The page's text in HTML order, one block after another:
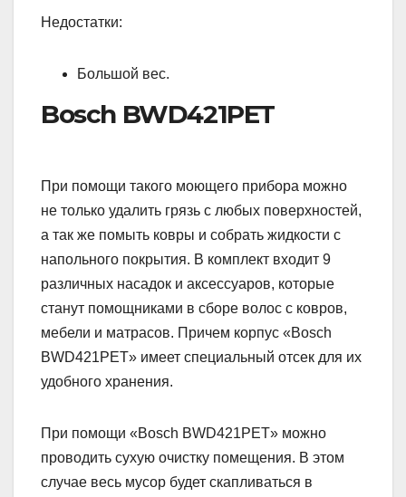
Недостатки:
Большой вес.
Bosch BWD421PET
При помощи такого моющего прибора можно
не только удалить грязь с любых поверхностей,
а так же помыть ковры и собрать жидкости с
напольного покрытия. В комплект входит 9
различных насадок и аксессуаров, которые
станут помощниками в сборе волос с ковров,
мебели и матрасов. Причем корпус «Bosch
BWD421PET» имеет специальный отсек для их
удобного хранения.
При помощи «Bosch BWD421PET» можно
проводить сухую очистку помещения. В этом
случае весь мусор будет скапливаться в